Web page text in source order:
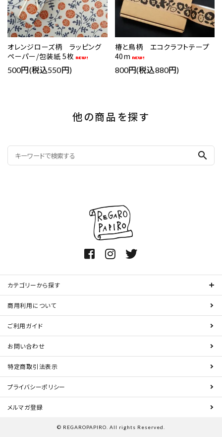
オレンジローズ柄 ラッピング
ペーパー/包装紙 5枚
500円(税込550円)
椿と鳥柄 エコクラフトテープ
40m
800円(税込880円)
他の商品を探す
search
カテゴリーから探す
商用利用について
ご利用ガイド
お問い合わせ
特定商取引法表示
プライバシーポリシー
メルマガ登録
© REGAROPAPIRO. All rights Reserved.